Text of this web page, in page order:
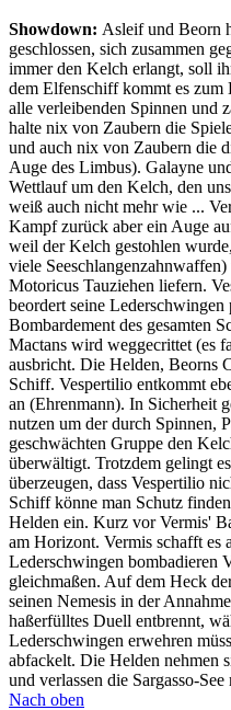
Showdown: Asleif und Beorn
geschlossen, sich zusammen
immer den Kelch erlangt, soll
dem Elfenschiff kommt es
alle verleibenden Spinnen und
halte nix von Zaubern die
und auch nix von Zaubern die
Auge des Limbus). Galayne
Wettlauf um den Kelch, den
weiß auch nicht mehr wie ...
Kampf zurück aber ein Auge
weil der Kelch gestohlen
viele
Motoricus Tauziehen liefern.
beordert seine
Bombardement des gesamten
Mactans wird weggecrittet (es
ausbricht. Die Helden, Beorns
Schiff. Vespertilio entkommt
an (Ehrenmann). In Sicherheit
nutzen um der durch Spinnen,
geschwächten Gruppe den
überwältigt. Trotzdem gelingt
überzeugen, dass Vespertilio
Schiff könne man Schutz
Helden ein. Kurz vor Vermis'
am Horizont. Vermis schafft
Lederschwingen bombadieren
gleichmaßen. Auf dem Heck
seinen Nemesis in der
haßerfülltes Duell entbrennt,
Lederschwingen erwehren
abfackelt. Die Helden nehmen
und verlassen die Sargasso-
Nach oben